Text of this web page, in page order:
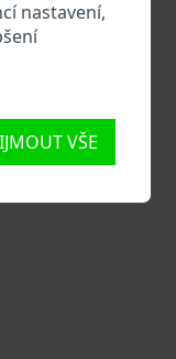
nastavení,
VŠE
Klabo